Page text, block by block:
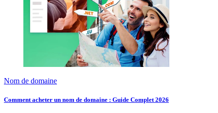
Nom de domaine
Comment acheter un nom de domaine : Guide Complet 2026